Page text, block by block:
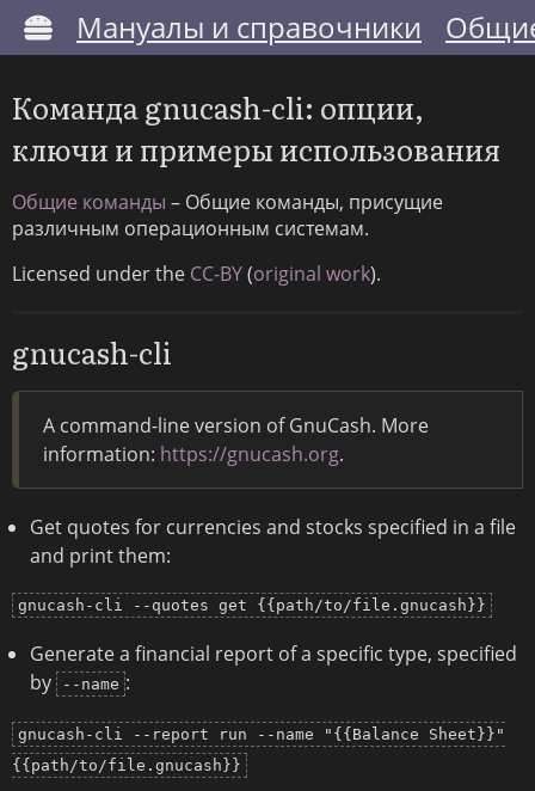
Мануалы и справочники
Команда gnucash-cli: опции,
ключи и примеры использования
Общие команды – Общие команды, присущие
различным операционным системам.
Licensed under the CC-BY(original work).
gnucash-cli
A command-line version of GnuCash. More
information: https://gnucash.org.
Get quotes for currencies and stocks specified in a file
and print them:
gnucash-cli --quotes get {{path/to/file.gnucash}}
Generate a financial report of a specific type, specified
by
--name :
gnucash-cli --report run --name "{{Balance Sheet}}"
{{path/to/file.gnucash}}